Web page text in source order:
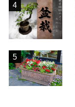
4
5